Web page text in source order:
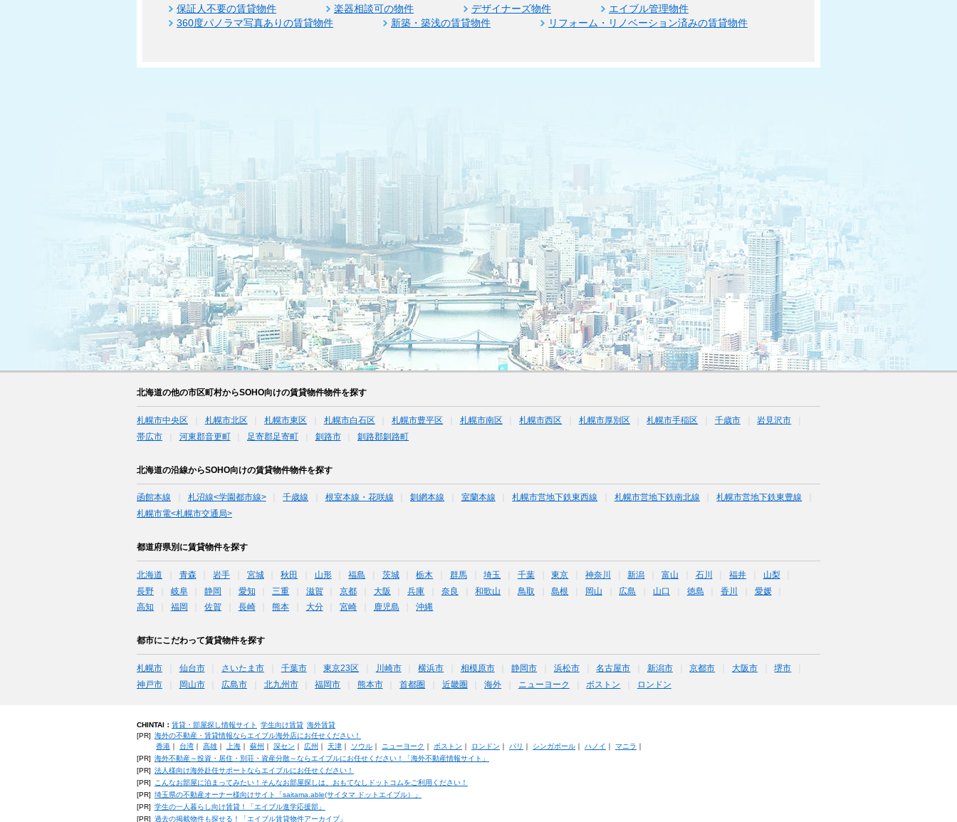
保証人不要の賃貸物件 楽器相談可の物件 デザイナーズ物件
エイブル管理物件
360度パノラマ写真ありの賃貸物件
新築・築浅の賃貸物件 リフォーム・リノベーション済みの賃貸物件
北海道の他の市区町村からSOHO向けの賃貸物件物件を探す
札幌市中央区 札幌市北区 札幌市東区 札幌市白石区 札幌市豊平区 札幌市南区 札幌市西区 札幌市厚別区 札幌市手稲区 千歳市
岩見沢市
帯広市
河東郡音更町 足寄郡足寄町 釧路市 釧路郡釧路町
北海道の沿線からSOHO向けの賃貸物件物件を探す
函館本線 札沼線<学園都市線> 千歳線 根室本線・花咲線 釧網本線 室蘭本線 札幌市営地下鉄東西線 札幌市営地下鉄南北線
札幌市営地下鉄東豊線
札幌市電<札幌市交通局>
都道府県別に賃貸物件を探す
北海道 青森 岩手 宮城 秋田 山形 福島 茨城 栃木 群馬 埼玉 千葉 東京 神奈川 新潟 富山 石川 福井
山梨
長野
岐阜 静岡 愛知 三重 滋賀 京都 大阪 兵庫 奈良 和歌山 鳥取 島根 岡山 広島 山口 徳島 香川
愛媛
高知
福岡 佐賀 長崎 熊本 大分 宮崎 鹿児島 沖縄
都市にこだわって賃貸物件を探す
札幌市 仙台市 さいたま市 千葉市 東京23区 川崎市 横浜市 相模原市 静岡市 浜松市 名古屋市 新潟市 京都市 大阪市
堺市
神戸市
岡山市 広島市 北九州市 福岡市 熊本市 首都圏 近畿圏 海外 ニューヨーク ボストン ロンドン
CHINTAI： 賃貸・部屋探し情報サイト 学生向け賃貸 海外賃貸
[PR] 海外の不動産・賃貸情報ならエイブル海外店にお任せください！
香港｜ 台湾｜ 高雄｜ 上海｜ 蘇州 ｜ 深セン ｜ 広州 ｜ 天津｜ ソウル｜ ニューヨーク ｜ ボストン ｜ ロンドン ｜ パリ ｜ シンガポール｜ ハノイ ｜ マニラ ｜
[PR] 海外不動産～投資・居住・別荘・資産分散～ならエイブルにお任せください！「海外不動産情報サイト」
[PR] 法人様向け海外赴任サポートならエイブルにお任せください！
[PR]
こんなお部屋に泊まってみたい！そんなお部屋探しは、おもてなしドットコムをご利用ください！
[PR] 埼玉県の不動産オーナー様向けサイト「saitama.able(サイタマ ドットエイブル）」
[PR] 学生の一人暮らし向け賃貸！「エイブル進学応援部」
[PR] 過去の掲載物件も探せる！「エイブル賃貸物件アーカイブ」